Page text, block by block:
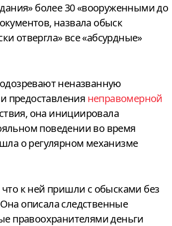
более 30 «вооруженными до
назвала обыск
отвергла» все «абсурдные»
неназванную
предоставления неправомерной
она инициировала
поведении во время
о регулярном механизме
к ней пришли с обысками без
описала следственные
правоохранителями деньги